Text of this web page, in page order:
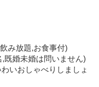
み放題,お食事付)
,既婚未婚は問いません)
いおしゃべりしましょ